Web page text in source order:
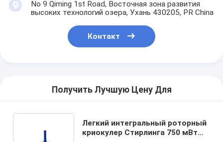
No 9 Qiming 1st Road, Восточная зона развития
высоких технологий озера, Ухань 430205, PR China
Контакт
Получить Лучшую Цену Для
Легкий интегральный роторный
криокулер Стирлинга 750 мВт